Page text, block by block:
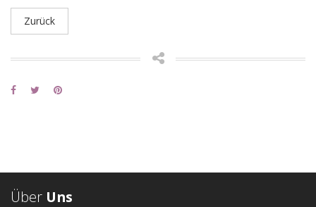
Zurück
Über Uns